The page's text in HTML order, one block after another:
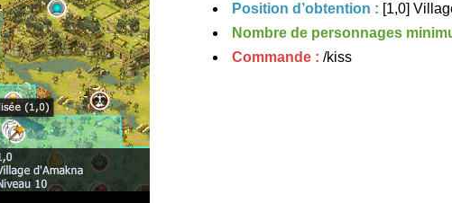
Position d’obtention : [1,0]
Nombre de personnages
Commande : /kiss